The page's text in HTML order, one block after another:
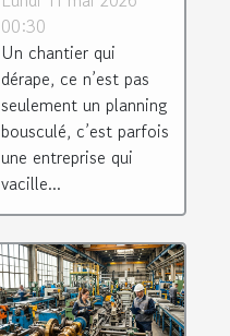
négligence
coûte cher aux
constructeurs
00:30
Un chantier qui
dérape, ce n’est pas
seulement un planning
bousculé, c’est parfois
une entreprise qui
vacille...